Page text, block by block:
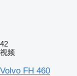
42
视频
Volvo FH 460